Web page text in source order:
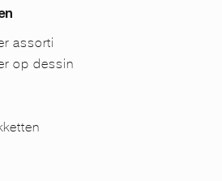
assorti
op dessin